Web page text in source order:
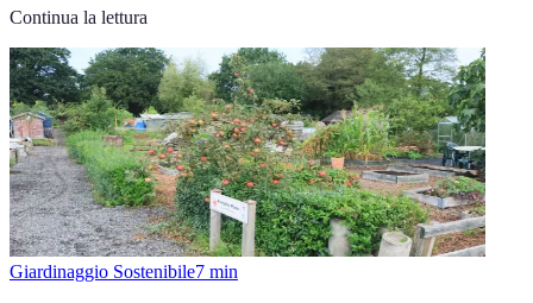
Continua la lettura
Giardinaggio Sostenibile7 min